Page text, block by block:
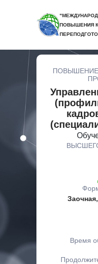
ПОВЫШЕНИЯ
Время